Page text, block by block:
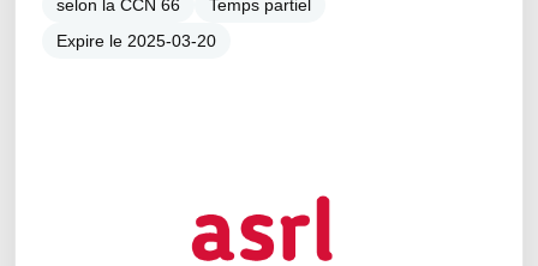
selon la CCN 66
Temps partiel
Expire le 2025-03-20